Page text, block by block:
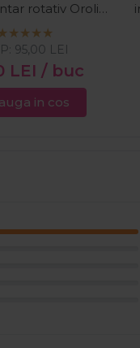
rotativ Orolin
1000ml
LEI / buc
95,00 LEI
in cos